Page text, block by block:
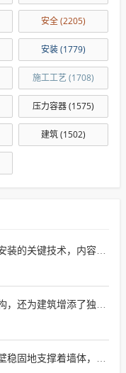
安全(2205)
安装(1779)
施工工艺 (1708)
压力容器(1575)
建筑(1502)